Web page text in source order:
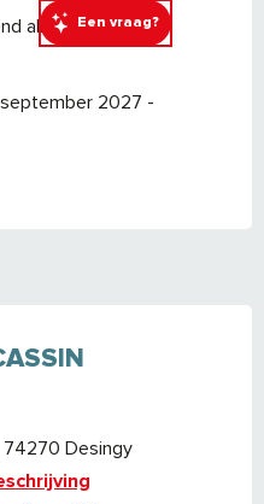
Een vraag?
alle dagen
2027 -
74270 Desingy